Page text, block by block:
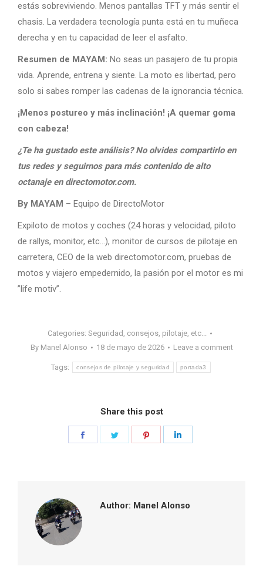
estás sobreviviendo. Menos pantallas TFT y más sentir el
chasis. La verdadera tecnología punta está en tu muñeca
derecha y en tu capacidad de leer el asfalto.
Resumen de MAYAM: No seas un pasajero de tu propia
vida. Aprende, entrena y siente. La moto es libertad, pero
solo si sabes romper las cadenas de la ignorancia técnica.
¡Menos postureo y más inclinación! ¡A quemar goma
con cabeza!
¿Te ha gustado este análisis? No olvides compartirlo en
tus redes y seguirnos para más contenido de alto
octanaje en directomotor.com.
By MAYAM – Equipo de DirectoMotor
Expiloto de motos y coches (24 horas y velocidad, piloto
de rallys, monitor, etc…), monitor de cursos de pilotaje en
carretera, CEO de la web directomotor.com, pruebas de
motos y viajero empedernido, la pasión por el motor es mi
”life motiv”.
Categories: Seguridad, consejos, pilotaje, etc...
By Manel Alonso 18 de mayo de 2026 Leave a comment
Tags: consejos de pilotaje y seguridad portada3
Share this post
Author: Manel Alonso